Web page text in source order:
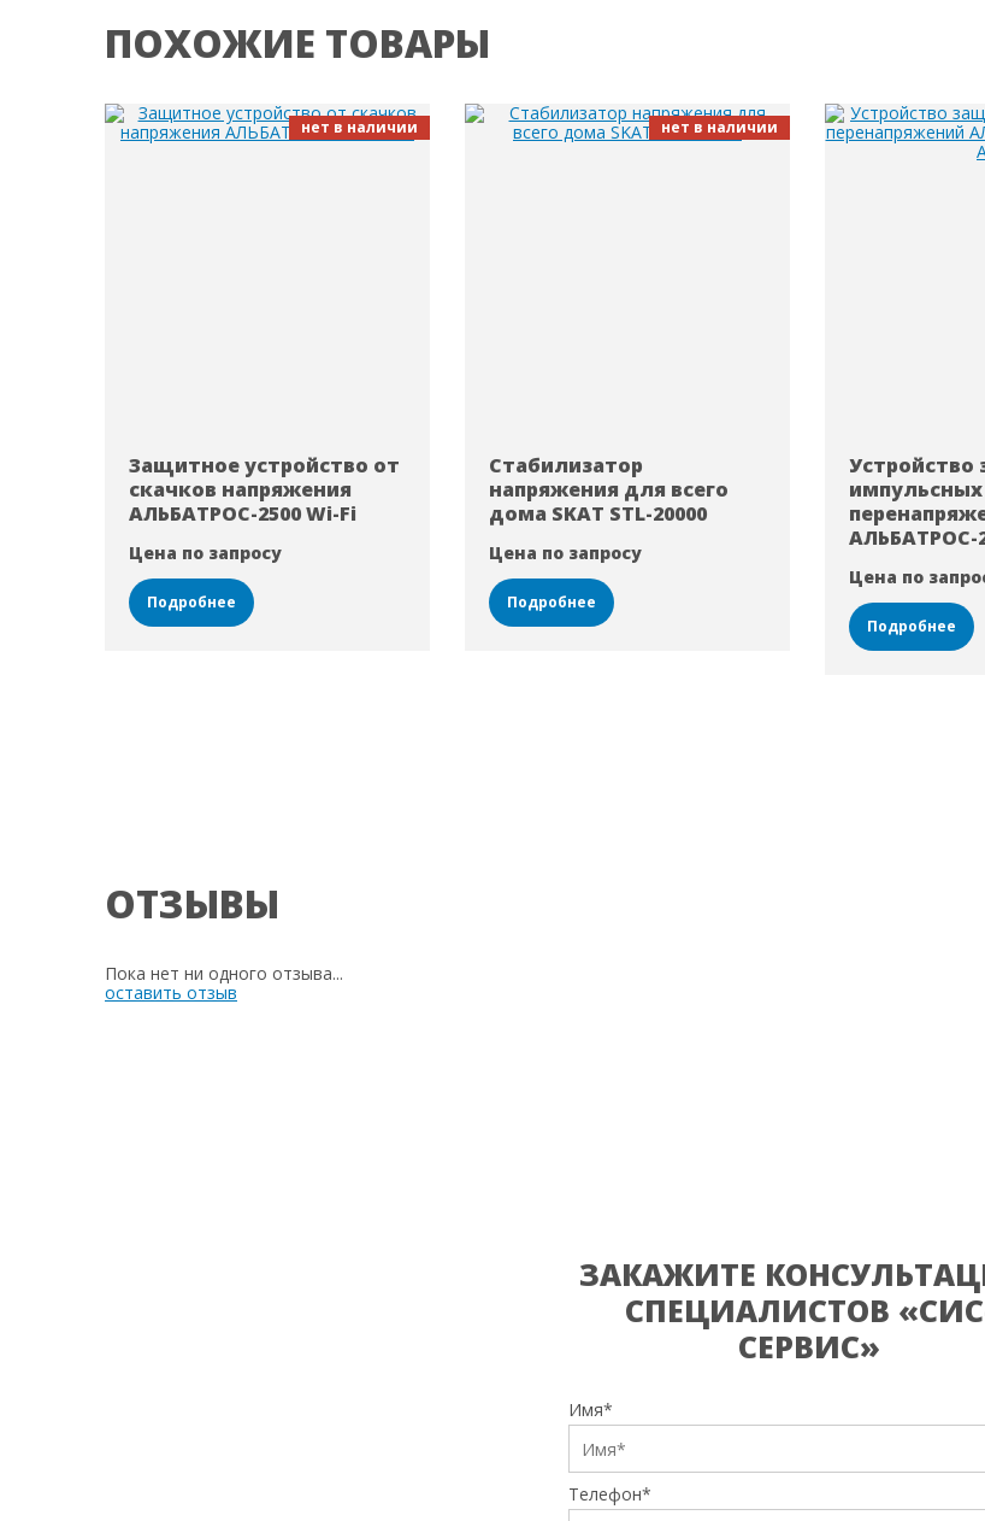
ПОХОЖИЕ ТОВАРЫ
нет в наличии
Защитное устройство от
скачков напряжения
АЛЬБАТРОС-2500 Wi-Fi
Цена по запросу
Подробнее
нет в наличии
Стабилизатор
напряжения для всего
дома SKAT STL-20000
Цена по запросу
Подробнее
импульсных
АЛЬБАТРОС-
Цена по
Подробнее
ОТЗЫВЫ
Пока нет ни одного отзыва...
оставить отзыв
ЗАКАЖИТЕ
СПЕЦИАЛИСТОВ
СЕРВИС»
Имя*
Телефон*